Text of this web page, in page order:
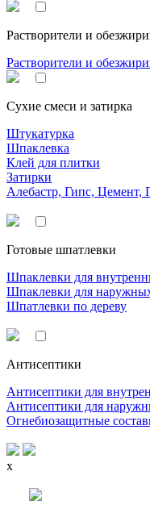
Растворители и
Растворители и
Сухие смеси и затирка
Штукатурка
Шпаклевка
Клей для плитки
Затирки
Алебастр, Гипс, Цемент,
Готовые шпатлевки
Шпаклевки для
Шпаклевки для
Шпатлевки по дереву
Антисептики
Антисептики для
Антисептики для
Огнебиозащитные
x